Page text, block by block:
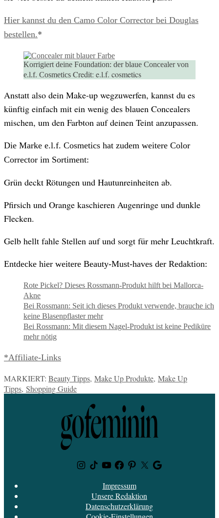
Hier kannst du den Camo Color Corrector bei Douglas
bestellen.*
Korrigiert deine Foundation: der blaue Concealer von
e.l.f. Cosmetics Credit: e.l.f. cosmetics
Anstatt also dein Make-up wegzuwerfen, kannst du es
künftig einfach mit ein wenig des blauen Concealers
mischen, um den Farbton auf deinen Teint anzupassen.
Die Marke e.l.f. Cosmetics hat zudem weitere Color
Corrector im Sortiment:
Grün deckt Rötungen und Hautunreinheiten ab.
Pfirsich und Orange kaschieren Augenringe und dunkle
Flecken.
Gelb hellt fahle Stellen auf und sorgt für mehr Leuchtkraft.
Entdecke hier weitere Beauty-Must-haves der Redaktion:
Rote Pickel? Dieses Rossmann-Produkt hilft bei Mallorca-
Akne
Bei Rossmann: Seit ich dieses Produkt verwende, brauche ich
keine Blasenpflaster mehr
Bei Rossmann: Mit diesem Nagel-Produkt ist keine Pediküre
mehr nötig
*Affiliate-Links
MARKIERT: Beauty Tipps, Make Up Produkte, Make Up
Tipps, Shopping Guide
Instagram
TikTokYoutubeFacebook
PinterestTwitterGoogle
Impressum
Unsere Redaktion
Datenschutzerklärung